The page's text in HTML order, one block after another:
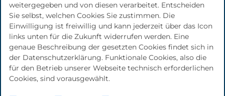
Nahaufnahmen von Lapmaster Wolters Maschinen
Lapmaster Wolters bietet passgenaue
Lösungen für Ihre branchenspeziﬁschen
Anforderungen.
weitergegeben und von diesen verarbeitet. Entscheiden
Sie selbst, welchen Cookies Sie zustimmen. Die
Einwilligung ist freiwillig und kann jederzeit über das Icon
links unten für die Zukunft widerrufen werden. Eine
genaue Beschreibung der gesetzten Cookies findet sich in
der Datenschutzerklärung. Funktionale Cookies, also die
für den Betrieb unserer Webseite technisch erforderlichen
Cookies, sind vorausgewählt.